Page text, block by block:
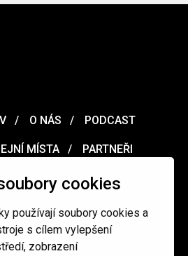
cookies
používají soubory cookies a
s cílem vylepšení
zobrazení
O NÁS PODCAST
MÍSTA PARTNEŘI
/ Obchodní podmínky